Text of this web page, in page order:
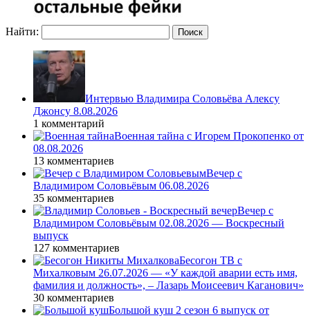
Найти:
Интервью Владимира Соловьёва Алексу
Джонсу 8.08.2026
1 комментарий
Военная тайна с Игорем Прокопенко от
08.08.2026
13 комментариев
Вечер с
Владимиром Соловьёвым 06.08.2026
35 комментариев
Вечер с
Владимиром Соловьёвым 02.08.2026 — Воскресный
выпуск
127 комментариев
Бесогон ТВ с
Михалковым 26.07.2026 — «У каждой аварии есть имя,
фамилия и должность», – Лазарь Моисеевич Каганович»
30 комментариев
Большой куш 2 сезон 6 выпуск от